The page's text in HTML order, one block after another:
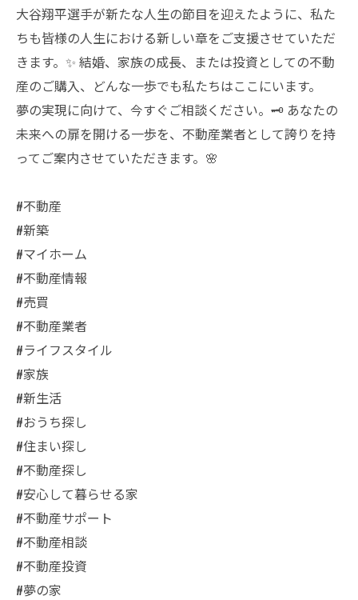
大谷翔平選手が新たな人生の節目を迎えたように、私た
ちも皆様の人生における新しい章をご支援させていただ
きます。✨ 結婚、家族の成長、または投資としての不動
産のご購入、どんな一歩でも私たちはここにいます。
夢の実現に向けて、今すぐご相談ください。🗝️ あなたの
未来への扉を開ける一歩を、不動産業者として誇りを持
ってご案内させていただきます。🌸
#不動産
#新築
#マイホーム
#不動産情報
#売買
#不動産業者
#ライフスタイル
#家族
#新生活
#おうち探し
#住まい探し
#不動産探し
#安心して暮らせる家
#不動産サポート
#不動産相談
#不動産投資
#夢の家